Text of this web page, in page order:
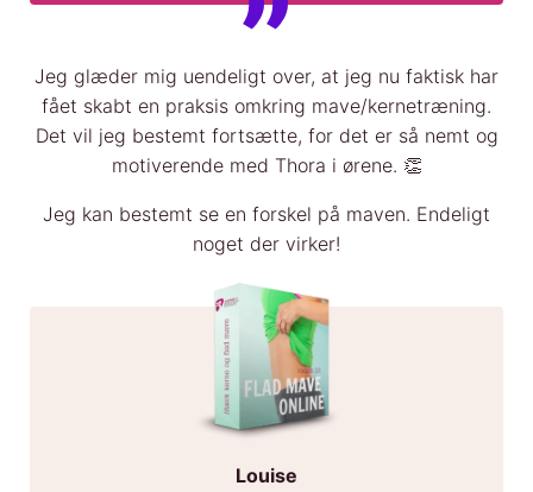
Jeg glæder mig uendeligt over, at jeg nu faktisk har
fået skabt en praksis omkring mave/kernetræning.
Det vil jeg bestemt fortsætte, for det er så nemt og
motiverende med Thora i ørene. 👏
Jeg kan bestemt se en forskel på maven. Endeligt
noget der virker!
Louise